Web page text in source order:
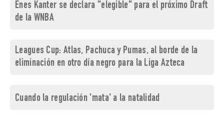
Enes Kanter se declara "elegible" para el próximo Draft
de la WNBA
Leagues Cup: Atlas, Pachuca y Pumas, al borde de la
eliminación en otro día negro para la Liga Azteca
Cuando la regulación 'mata' a la natalidad